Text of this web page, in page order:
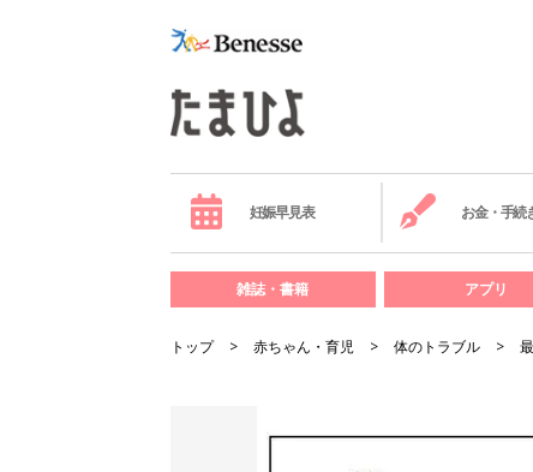
妊娠早見表 お金・手続
雑誌・書籍 アプリ
トップ 赤ちゃん・育児 体のトラブル